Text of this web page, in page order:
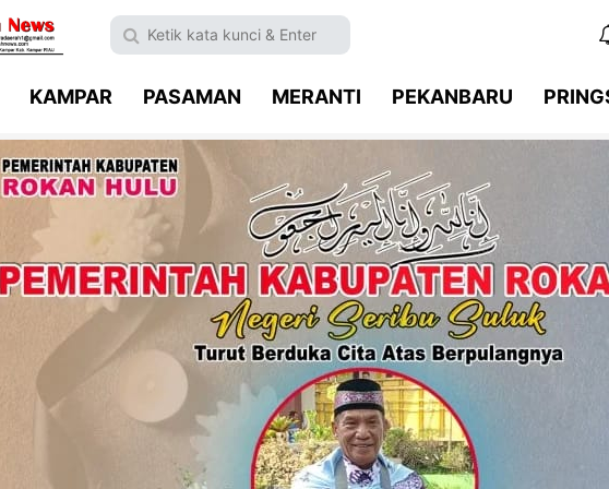
KAMPAR PASAMAN MERANTI PEKANBARU